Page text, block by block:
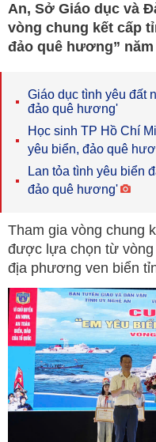
An, Sở Giáo dục và
vòng chung kết cấp
đảo quê hương” năm
Giáo dục tình yêu đất
đảo quê hương'
Học sinh TP Hồ Chí
yêu biển, đảo quê
Lan tỏa tình yêu biển
đảo quê hương'
Tham gia vòng chung
được lựa chọn từ
địa phương ven biển